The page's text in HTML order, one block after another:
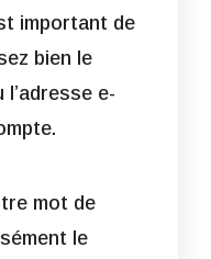
important de
bien le
e-
mot de
le